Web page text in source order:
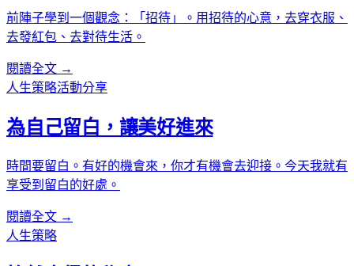
前陣子學到一個觀念：「招待」。用招待的心意，去穿衣服、
去發紅包、去對待生活。
閱讀全文 →
人生策略活動分享
為自己留白，讓美好進來
時間要留白。有好的機會來，你才有機會去迎接。今天我就有
享受到留白的好處。
閱讀全文 →
人生策略